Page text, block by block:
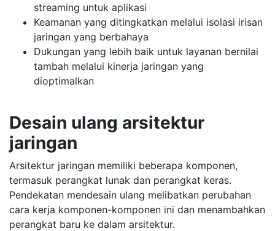
streaming untuk aplikasi
Keamanan yang ditingkatkan melalui isolasi irisan
jaringan yang berbahaya
Dukungan yang lebih baik untuk layanan bernilai
tambah melalui kinerja jaringan yang
dioptimalkan
Desain ulang arsitektur
jaringan
Arsitektur jaringan memiliki beberapa komponen,
termasuk perangkat lunak dan perangkat keras.
Pendekatan mendesain ulang melibatkan perubahan
cara kerja komponen-komponen ini dan menambahkan
perangkat baru ke dalam arsitektur.